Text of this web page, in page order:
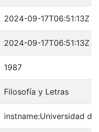
2024-09-17T06:51:13Z
2024-09-17T06:51:13Z
1987
Filosofía y Letras
instname:Universidad de